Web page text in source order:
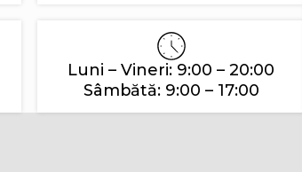
Luni – Vineri: 9:00 – 20:00
Sâmbătă: 9:00 – 17:00